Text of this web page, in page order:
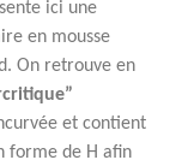
ici une
en mousse
On retrouve en
et contient
forme de H afin